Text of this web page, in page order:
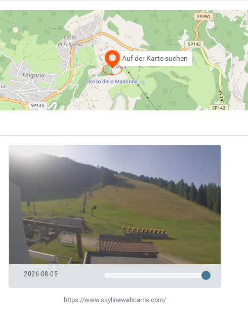
Auf der Karte suchen
2026-08-05
https://www.skylinewebcams.com/